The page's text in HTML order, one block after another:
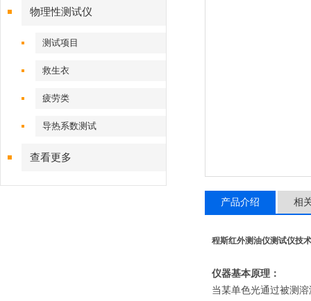
物理性测试仪
测试项目
救生衣
疲劳类
导热系数测试
查看更多
产品介绍 相
程斯红外测油仪测试仪技
仪器基本原理：
当某单色光通过被测